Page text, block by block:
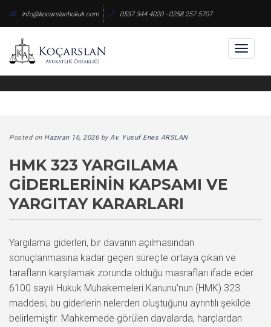
content
info@kocarslanhukuk.com 0537 344 4020 - 0258 257 5707
Posted on Haziran 16, 2026byAv. Yusuf Enes ARSLAN
HMK 323 YARGILAMA
GIDERLERININ KAPSAMI VE
YARGITAY KARARLARI
Yargılama giderleri, bir davanın açılmasından
sonuçlanmasına kadar geçen süreçte ortaya çıkan ve
tarafların karşılamak zorunda olduğu masrafları ifade eder.
6100 sayılı Hukuk Muhakemeleri Kanunu’nun (HMK) 323.
maddesi, bu giderlerin nelerden oluştuğunu ayrıntılı şekilde
belirlemiştir. Mahkemede görülen davalarda, harçlardan